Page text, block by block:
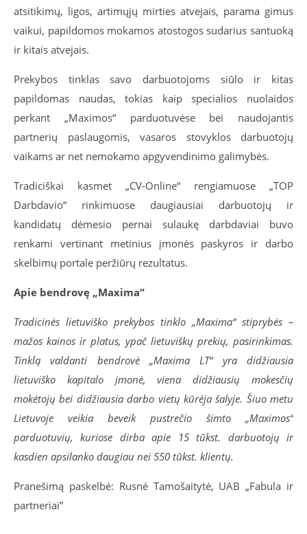
atsitikimų, ligos, artimųjų mirties atvejais, parama gimus
vaikui, papildomos mokamos atostogos sudarius santuoką
ir kitais atvejais.
Prekybos tinklas savo darbuotojoms siūlo ir kitas
papildomas naudas, tokias kaip specialios nuolaidos
perkant „Maximos“ parduotuvėse bei naudojantis
partnerių paslaugomis, vasaros stovyklos darbuotojų
vaikams ar net nemokamo apgyvendinimo galimybės.
Tradiciškai kasmet „CV-Online“ rengiamuose „TOP
Darbdavio“ rinkimuose daugiausiai darbuotojų ir
kandidatų dėmesio pernai sulaukę darbdaviai buvo
renkami vertinant metinius įmonės paskyros ir darbo
skelbimų portale peržiūrų rezultatus.
Apie bendrovę „Maxima“
Tradicinės lietuviško prekybos tinklo „Maxima“ stiprybės –
mažos kainos ir platus, ypač lietuviškų prekių, pasirinkimas.
Tinklą valdanti bendrovė „Maxima LT“ yra didžiausia
lietuviško kapitalo įmonė, viena didžiausių mokesčių
mokėtojų bei didžiausia darbo vietų kūrėja šalyje. Šiuo metu
Lietuvoje veikia beveik pustrečio šimto „Maximos“
parduotuvių, kuriose dirba apie 15 tūkst. darbuotojų ir
kasdien apsilanko daugiau nei 550 tūkst. klientų.
Pranešimą paskelbė: Rusnė Tamošaitytė, UAB „Fabula ir
partneriai”